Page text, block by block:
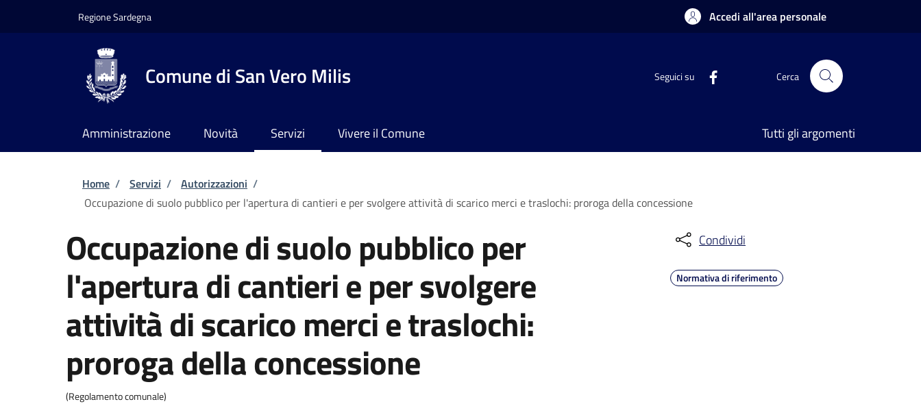
Regione Sardegna Accedi all'area personale
Comune di San Vero Milis Seguici su Cerca
Amministrazione Novità Servizi Vivere il Comune Tutti gli argomenti
Briciole di pane
Home / Servizi / Autorizzazioni /
Occupazione di suolo pubblico per l'apertura di cantieri e per svolgere attività di scarico merci e traslochi: proroga della concessione
Occupazione di suolo pubblico per
l'apertura di cantieri e per svolgere
attività di scarico merci e traslochi:
proroga della concessione
(Regolamento comunale)
Condividi
Normativa di riferimento